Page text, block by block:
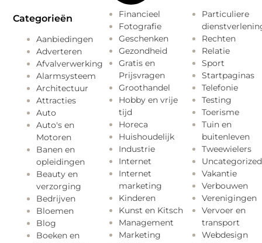
Categorieën
Aanbiedingen
Adverteren
Afvalverwerking
Alarmsysteem
Architectuur
Attracties
Auto
Auto's en
Motoren
Banen en
opleidingen
Beauty en
verzorging
Bedrijven
Bloemen
Blog
Boeken en
Financieel
Fotografie
Geschenken
Gezondheid
Gratis en
Prijsvragen
Groothandel
Hobby en vrije
tijd
Horeca
Huishoudelijk
Industrie
Internet
Internet
marketing
Kinderen
Kunst en Kitsch
Management
Marketing
Particuliere
Rechten
Relatie
Sport
Startpaginas
Telefonie
Testing
Toerisme
Tuin en
buitenleven
Tweewielers
Uncategorized
Vakantie
Verbouwen
Verenigingen
Vervoer en
transport
Webdesign